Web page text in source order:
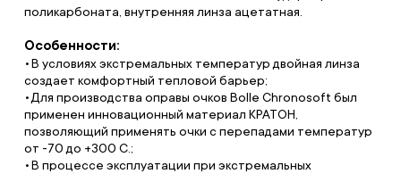
поликарбоната, внутренняя линза ацетатная.
Особенности:
В условиях экстремальных температур двойная линза
создает комфортный тепловой барьер;
Для производства оправы очков Bolle Chronosoft был
применен инновационный материал КРАТОН,
позволяющий применять очки с перепадами температур
от -70 до +300 С.;
В процессе эксплуатации при экстремальных